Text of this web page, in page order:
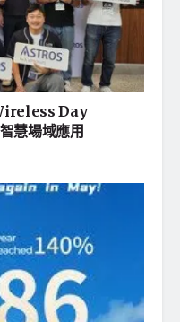
Day
慧場域應用